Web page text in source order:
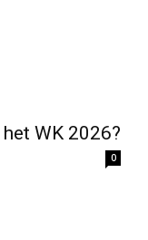
WK 2026?
0